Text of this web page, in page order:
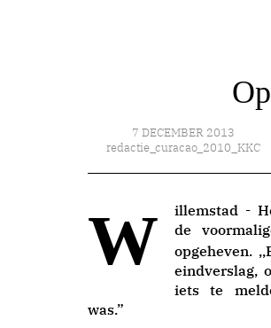
7 DECEMBER 2013
redactie_curacao_2010_KKC
Willemstad - Het faillissement van de
opgeheven.
eindverslag,
iets te
was.”